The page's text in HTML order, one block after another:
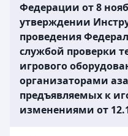
Федерации от 8
утверждении
проведения
службой проверки
игрового
организаторами
предъявляемых к
изменениями от